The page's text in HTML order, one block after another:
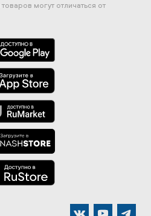
могут отличаться от